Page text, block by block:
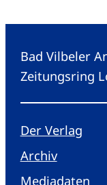
Bad Vilbeler
Zeitungsring
Der Verlag
Archiv
Mediadaten